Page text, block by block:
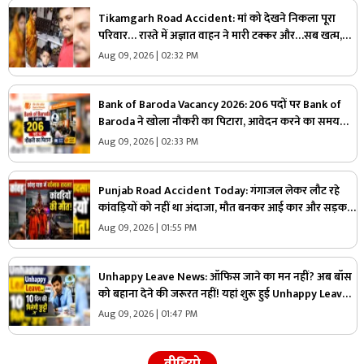
Tikamgarh Road Accident: मां को देखने निकला पूरा
परिवार… रास्ते में अज्ञात वाहन ने मारी टक्कर और…सब खत्म,
मां-बेटे की मौके पर मौत
Aug 09, 2026 | 02:32 PM
Bank of Baroda Vacancy 2026: 206 पदों पर Bank of
Baroda ने खोला नौकरी का पिटारा, आवेदन करने का समय
तेजी से हो रहा खत्म, जान लें कौन कर सकता है अप्लाई
Aug 09, 2026 | 02:33 PM
Punjab Road Accident Today: गंगाजल लेकर लौट रहे
कांवड़ियों को नहीं था अंदाजा, मौत बनकर आई कार और सड़क
पर बिछ गई लाशें…मची चीख-पुकार
Aug 09, 2026 | 01:55 PM
Unhappy Leave News: ऑफिस जाने का मन नहीं? अब बॉस
को बहाना देने की जरूरत नहीं! यहां शुरू हुई Unhappy Leave,
मिलेगी 10 दिन की छुट्टी और सैलरी भी
Aug 09, 2026 | 01:47 PM